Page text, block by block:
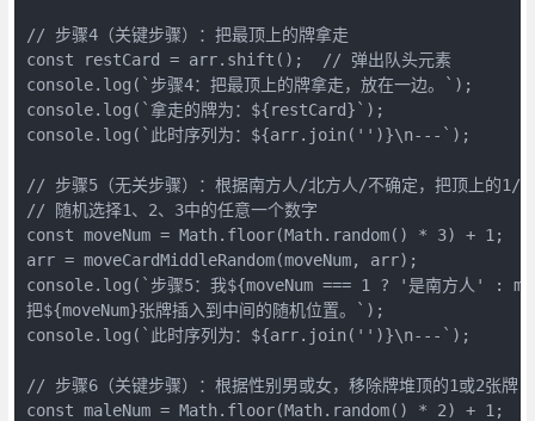
// 步骤4（关键步骤）：把最顶上的牌拿走
const restCard = arr.shift();  // 弹出队头元素
console.log(`步骤4：把最顶上的牌拿走，放在一边。`);
console.log(`拿走的牌为：${restCard}`);
console.log(`此时序列为：${arr.join('')}\n---`);
// 步骤5（无关步骤）：根据南方人/北方人/不确定，把顶上的1/
// 随机选择1、2、3中的任意一个数字
const moveNum = Math.floor(Math.random() * 3) + 1;
arr = moveCardMiddleRandom(moveNum, arr);
console.log(`步骤5：我${moveNum === 1 ? '是南方人' :
把${moveNum}张牌插入到中间的随机位置。`);
console.log(`此时序列为：${arr.join('')}\n---`);
// 步骤6（关键步骤）：根据性别男或女，移除牌堆顶的1或2张牌
const maleNum = Math.floor(Math.random() * 2) + 1;